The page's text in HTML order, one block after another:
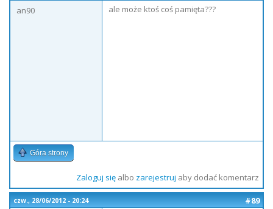
an90
ale może ktoś coś pamięta???
Góra strony
Zaloguj sięalbo zarejestruj aby dodać komentarz
czw., 28/06/2012 - 20:24
#89